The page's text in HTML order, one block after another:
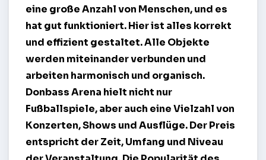
eine große Anzahl von Menschen, und es
hat gut funktioniert. Hier ist alles korrekt
und effizient gestaltet. Alle Objekte
werden miteinander verbunden und
arbeiten harmonisch und organisch.
Donbass Arena hielt nicht nur
Fußballspiele, aber auch eine Vielzahl von
Konzerten, Shows und Ausflüge. Der Preis
entspricht der Zeit, Umfang und Niveau